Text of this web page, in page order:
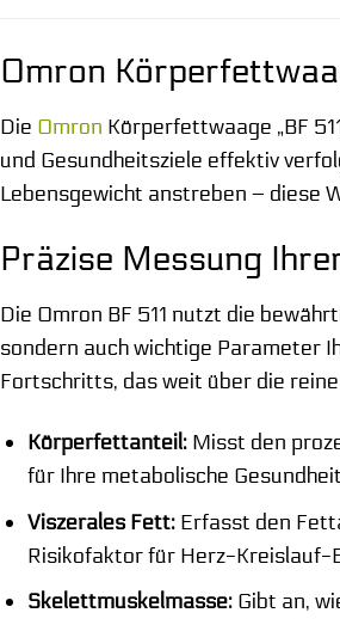
Omron
Die Omron Körperfettwaage „BF
und Gesundheitsziele effektiv
Lebensgewicht anstreben – diese
Präzise Messung
Die Omron BF 511 nutzt die
sondern auch wichtige Parameter
Fortschritts, das weit über die
Körperfettanteil:Misst den
für Ihre metabolische
Viszerales Fett:Erfasst den
Risikofaktor für Herz-Kreislauf-
Skelettmuskelmasse:Gibt an,